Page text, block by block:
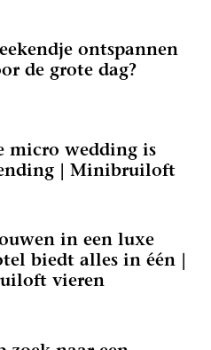
ontspannen
de grote dag?
micro wedding is
| Minibruiloft
in een luxe
biedt alles in één |
vieren